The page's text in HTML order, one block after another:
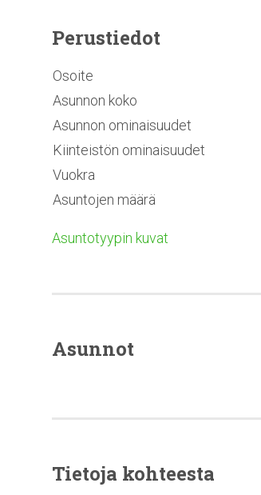
Perustiedot
Osoite
Asunnon koko
Asunnon ominaisuudet
Kiinteistön ominaisuudet
Vuokra
Asuntojen määrä
Asuntotyypin kuvat
Asunnot
Tietoja kohteesta